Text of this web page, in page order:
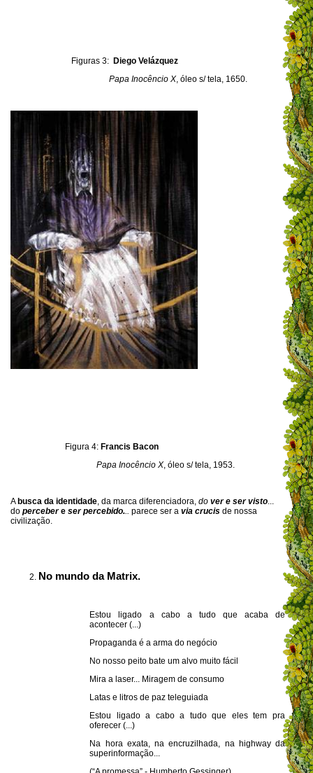
Figuras 3: Diego Velázquez
Papa Inocêncio X, óleo s/ tela, 1650.
Figura 4: Francis Bacon
Papa Inocêncio X, óleo s/ tela, 1953.
A busca da identidade, da marca diferenciadora, do ver e ser visto...
do percebere ser percebido... parece ser a via crucis de nossa
civilização.
No mundo da Matrix.
Estou ligado a cabo a tudo que acaba de
acontecer (...)
Propaganda é a arma do negócio
No nosso peito bate um alvo muito fácil
Mira a laser... Miragem de consumo
Latas e litros de paz teleguiada
Estou ligado a cabo a tudo que eles tem pra
oferecer (...)
Na hora exata, na encruzilhada, na highway da
superinformação...